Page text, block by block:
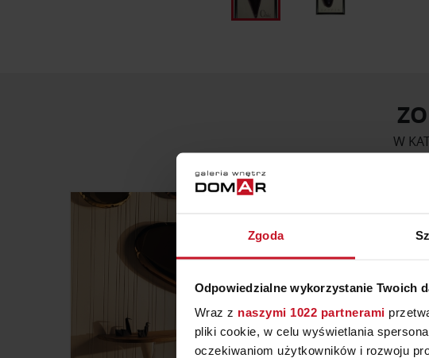
Zgoda
Odpowiedzialne wykorzystanie Twoich
Wraz z naszymi 1022 partnerami
pliki cookie, w celu wyświetlania
oczekiwaniom użytkowników i rozwoju
W